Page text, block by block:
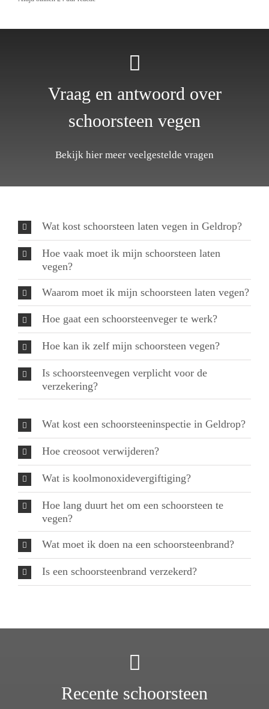
Vraag en antwoord over
schoorsteen vegen
Bekijk hier meer veelgestelde vragen
Wat kost schoorsteen laten vegen in Geldrop?
Hoe vaak moet ik mijn schoorsteen laten
vegen?
Waarom moet ik mijn schoorsteen laten vegen?
Hoe gaat een schoorsteenveger te werk?
Hoe kan ik zelf mijn schoorsteen vegen?
Is schoorsteenvegen verplicht voor de
verzekering?
Wat kost een schoorsteeninspectie in Geldrop?
Hoe creosoot verwijderen?
Wat is koolmonoxidevergiftiging?
Hoe lang duurt het om een schoorsteen te
vegen?
Wat moet ik doen na een schoorsteenbrand?
Is een schoorsteenbrand verzekerd?
Recente schoorsteen